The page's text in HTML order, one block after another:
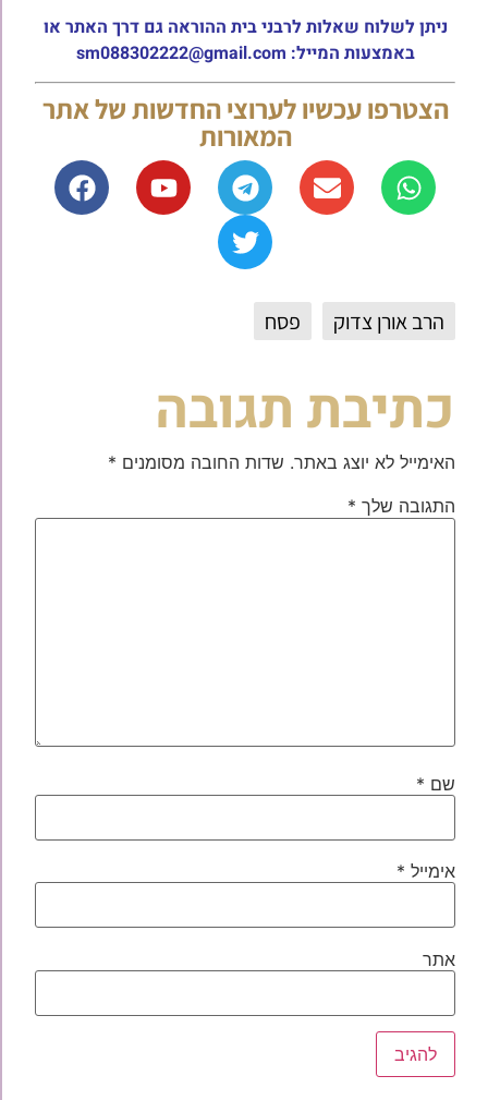
ניתן לשלוח שאלות לרבני בית ההוראה גם דרך האתר או
באמצעות המייל: sm088302222@gmail.com
הצטרפו עכשיו לערוצי החדשות של אתר
המאורות
הרב אורן צדוק פסח
כתיבת תגובה
האימייל לא יוצג באתר. שדות החובה מסומנים *
התגובה שלך *
שם *
אימייל *
אתר